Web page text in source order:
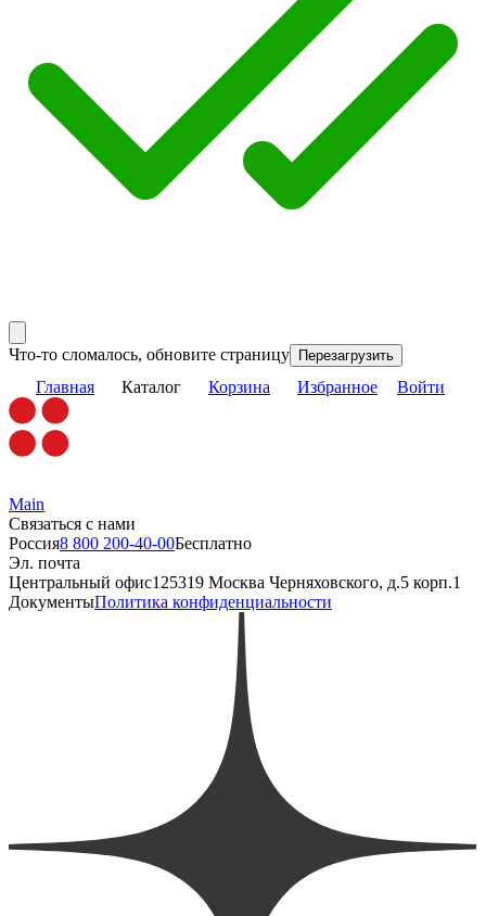
Что-то сломалось, обновите страницу Перезагрузить
Главная Каталог Корзина Избранное Войти
Main
Связаться с нами
Россия8 800 200-40-00Бесплатно
Эл. почта
Центральный офис125319 Москва Черняховского, д.5 корп.1
ДокументыПолитика конфиденциальности